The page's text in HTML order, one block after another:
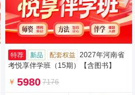
特荐 新品 配套权益
2027年河南省
考悦享伴学班（15期）【含图书】
￥ 5980 7176